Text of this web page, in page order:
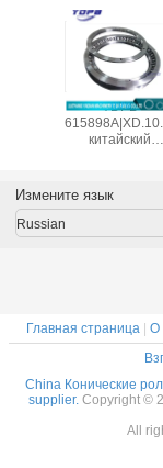
NC
YDPB
китайский
подшипник
Timken, завод
мм
Измените язык
Russian
Главная страница | О
China Конические
supplier. Copyright ©
All